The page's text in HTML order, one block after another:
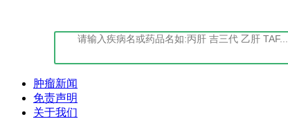
肿瘤新闻
免责声明
关于我们